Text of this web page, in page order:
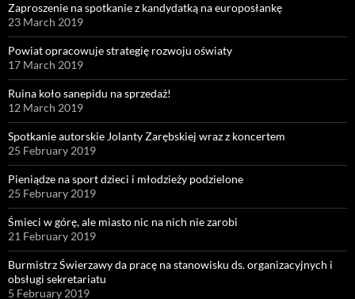
Zaproszenie na spotkanie z kandydatką na europosłankę
23 March 2019
Powiat opracowuje strategię rozwoju oświaty
17 March 2019
Ruina koło sanepidu na sprzedaż!
12 March 2019
Spotkanie autorskie Jolanty Zarębskiej wraz z koncertem
25 February 2019
Pieniądze na sport dzieci i młodzieży podzielone
25 February 2019
Śmieci w górę, ale miasto nic na nich nie zarobi
21 February 2019
Burmistrz Świerzawy da pracę na stanowisku ds. organizacyjnych i
obsługi sekretariatu
5 February 2019